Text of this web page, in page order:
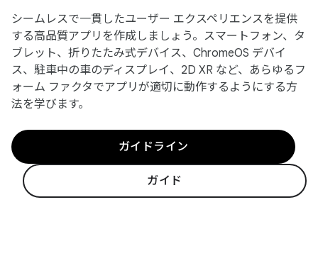
シームレスで一貫したユーザー エクスペリエンスを提供
する高品質アプリを作成しましょう。スマートフォン、タ
ブレット、折りたたみ式デバイス、ChromeOS デバイ
ス、駐車中の車のディスプレイ、2D XR など、あらゆるフ
ォーム ファクタでアプリが適切に動作するようにする方
法を学びます。
ガイドライン
ガイド